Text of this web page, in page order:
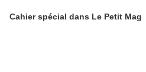
Cahier spécial dans Le Petit Mag